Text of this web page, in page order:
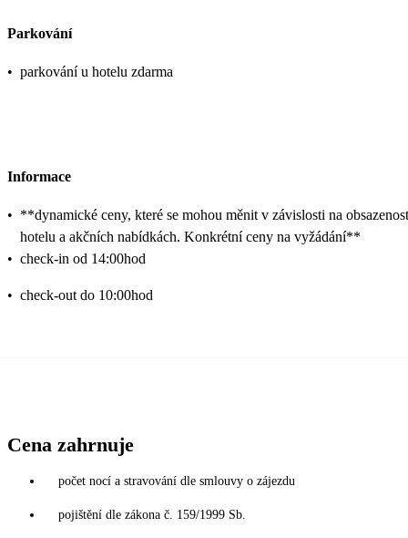
Parkování
• parkování u hotelu zdarma
Informace
• **dynamické ceny, které se mohou měnit v závislosti na
hotelu a akčních nabídkách. Konkrétní ceny na vyžádání**
• check-in od 14:00hod
• check-out do 10:00hod
Cena zahrnuje
počet nocí a stravování dle smlouvy o zájezdu
pojištění dle zákona č. 159/1999 Sb.